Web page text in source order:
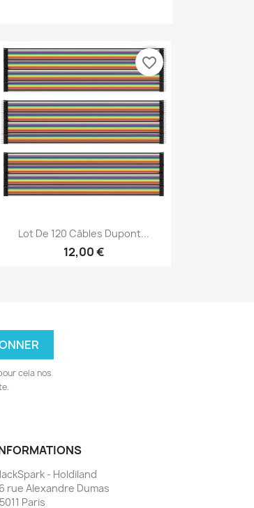
Aperçu rapide
Lot De 120 Câbles Dupont...
12,00 €
favorite_border
cela nos
- Holdiland
rue Alexandre Dumas
Paris